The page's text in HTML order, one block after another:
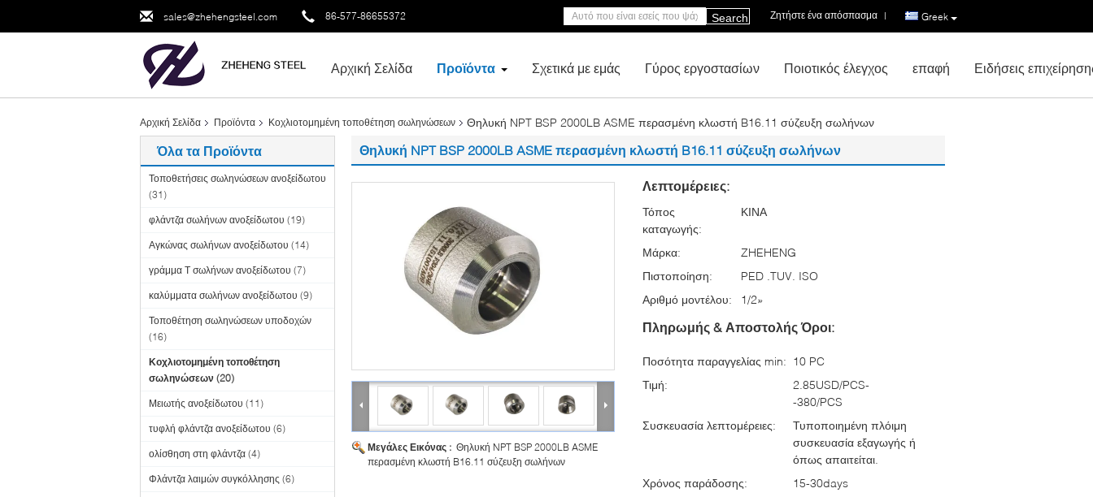
sales@zhehengsteel.com 86-577-86655372 Greek
Ζητήστε ένα απόσπασμα |
Search
Αρχική Σελίδα Προϊόντα Σχετικά με εμάς Γύρος εργοστασίων Ποιοτικός έλεγχος επαφή Ειδήσεις
Αρχική Σελίδα Προϊόντα Κοχλιοτομημένη τοποθέτηση σωληνώσεων Θηλυκή NPT BSP 2000LB ASME περασμένη κλωστή B16.11 σύζευξη σωλήνων
Όλα τα Προϊόντα
Τοποθετήσεις σωληνώσεων ανοξείδωτου
(31)
φλάντζα σωλήνων ανοξείδωτου (19)
Αγκώνας σωλήνων ανοξείδωτου (14)
γράμμα Τ σωλήνων ανοξείδωτου (7)
καλύμματα σωλήνων ανοξείδωτου (9)
Τοποθέτηση σωληνώσεων υποδοχών
(16)
Κοχλιοτομημένη τοποθέτηση
σωληνώσεων (20)
Μειωτής ανοξείδωτου (11)
τυφλή φλάντζα ανοξείδωτου (6)
ολίσθηση στη φλάντζα (4)
Φλάντζα λαιμών συγκόλλησης (6)
Θηλυκή NPT BSP 2000LB ASME περασμένη κλωστή B16.11 σύζευξη σωλήνων
Μεγάλες Εικόνας : Θηλυκή NPT BSP 2000LB ASME
περασμένη κλωστή B16.11 σύζευξη σωλήνων
Λεπτομέρειες:
Τόπος
καταγωγής:
ΚΙΝΑ
Μάρκα:
ZHEHENG
Πιστοποίηση:
PED .TUV. ISO
Αριθμό μοντέλου:
1/2»
Πληρωμής & Αποστολής Όροι:
Ποσότητα παραγγελίας min: 10 PC
Τιμή:
2.85USD/PCS-
-380/PCS
Συσκευασία λεπτομέρειες:
Τυποποιημένη πλόιμη
συσκευασία εξαγωγής ή
όπως απαιτείται.
Χρόνος παράδοσης:
15-30days